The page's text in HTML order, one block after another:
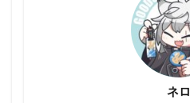
ネロ